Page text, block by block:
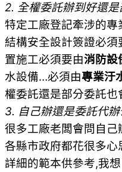
2. 全權委託辦到好還是
特定工廠登記牽涉的
結構安全設計簽證必須
置施工必須要由消防設
水設備…必須由專業汙
權委託還是部分委託也
3. 自己辦還是委託代
很多工廠老闆會問自
各縣市政府都花很多
詳細的範本供參考,我